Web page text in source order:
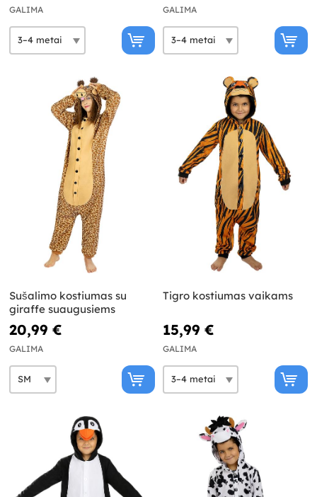
GALIMA GALIMA
Sušalimo kostiumas su
giraffe suaugusiems
20,99 €
GALIMA
Tigro kostiumas vaikams
15,99 €
GALIMA